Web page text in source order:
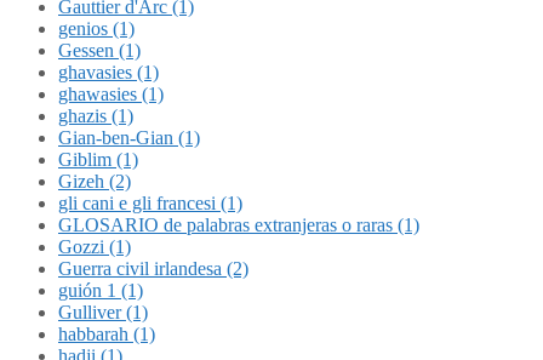
Gauttier d'Arc (1)
genios (1)
Gessen (1)
ghavasies (1)
ghawasies (1)
ghazis (1)
Gian-ben-Gian (1)
Giblim (1)
Gizeh (2)
gli cani e gli francesi (1)
GLOSARIO de palabras extranjeras o raras (1)
Gozzi (1)
Guerra civil irlandesa (2)
guión 1 (1)
Gulliver (1)
habbarah (1)
hadji (1)